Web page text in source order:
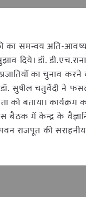
का समन्वय अति-
दिये। डॉ.
का चुनाव करने
सुषील चतुर्वेदी ने
बताया। कार्यक्रम
बैठक में केन्द्र के
पवन राजपूत की सराहनीय